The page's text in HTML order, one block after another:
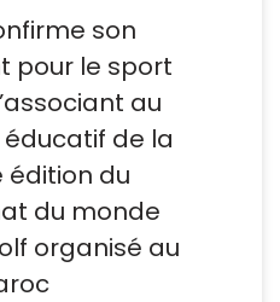
son
pour le sport
au
de la
édition du
du monde
organisé au